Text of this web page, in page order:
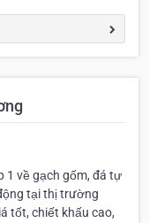
1 về gạch gốm, đá tự
tại thị trường
tốt, chiết khấu cao,